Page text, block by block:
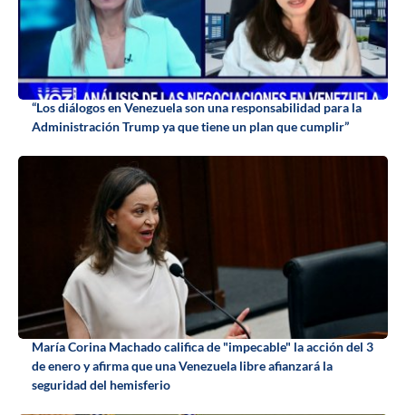
“Los diálogos en Venezuela son una responsabilidad para la
Administración Trump ya que tiene un plan que cumplir”
María Corina Machado califica de "impecable" la acción del 3
de enero y afirma que una Venezuela libre afianzará la
seguridad del hemisferio